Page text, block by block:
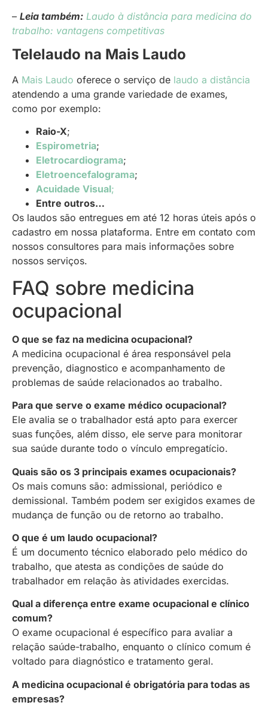
– Leia também: Laudo à distância para medicina do
trabalho: vantagens competitivas
Telelaudo na Mais Laudo
A Mais Laudo oferece o serviço de laudo a distância
atendendo a uma grande variedade de exames,
como por exemplo:
Raio-X;
Espirometria;
Eletrocardiograma;
Eletroencefalograma;
Acuidade Visual;
Entre outros…
Os laudos são entregues em até 12 horas úteis após o
cadastro em nossa plataforma. Entre em contato com
nossos consultores para mais informações sobre
nossos serviços.
FAQ sobre medicina
ocupacional
O que se faz na medicina ocupacional?
A medicina ocupacional é área responsável pela
prevenção, diagnostico e acompanhamento de
problemas de saúde relacionados ao trabalho.
Para que serve o exame médico ocupacional?
Ele avalia se o trabalhador está apto para exercer
suas funções, além disso, ele serve para monitorar
sua saúde durante todo o vínculo empregatício.
Quais são os 3 principais exames ocupacionais?
Os mais comuns são: admissional, periódico e
demissional. Também podem ser exigidos exames de
mudança de função ou de retorno ao trabalho.
O que é um laudo ocupacional?
É um documento técnico elaborado pelo médico do
trabalho, que atesta as condições de saúde do
trabalhador em relação às atividades exercidas.
Qual a diferença entre exame ocupacional e clínico
comum?
O exame ocupacional é específico para avaliar a
relação saúde-trabalho, enquanto o clínico comum é
voltado para diagnóstico e tratamento geral.
A medicina ocupacional é obrigatória para todas as
empresas?